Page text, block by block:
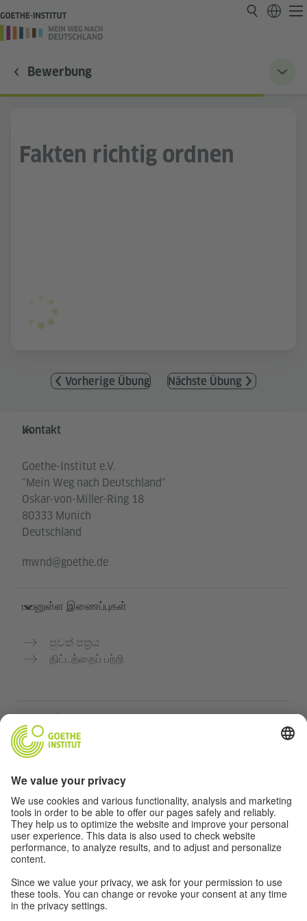
Bewerbung
Fakten richtig ordnen
Vorherige Übung Nächste Übung
Service- und Informationsbereich
Kontakt
Goethe-Institut e.V.
"Mein Weg nach Deutschland"
Oskar-von-Miller-Ring 18
80333 Munich
Deutschland
mwnd@goethe.de
பயனுள்ள இணைப்புகள்
පුවත් පත්‍රය
திட்டத்தைப் பற்றி
கோய்த் இன்ஸ்டிடியூட்டின் ஜெர்மன் பாடநெறிகள்
ஆசிரியர் போர்டல் "Deutschstunde"
தனியுரிமை மற்றும் அணுகல் வசதி
தனியுரிமை அமைப்புகள்